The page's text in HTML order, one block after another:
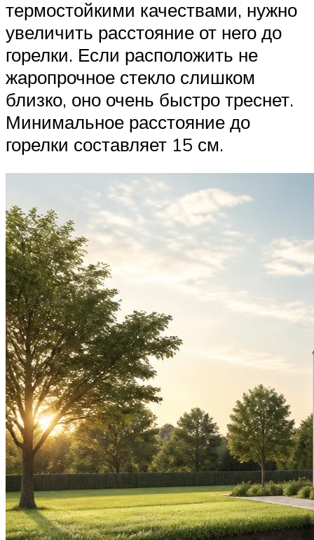
термостойкими качествами, нужно
увеличить расстояние от него до
горелки. Если расположить не
жаропрочное стекло слишком
близко, оно очень быстро треснет.
Минимальное расстояние до
горелки составляет 15 см.